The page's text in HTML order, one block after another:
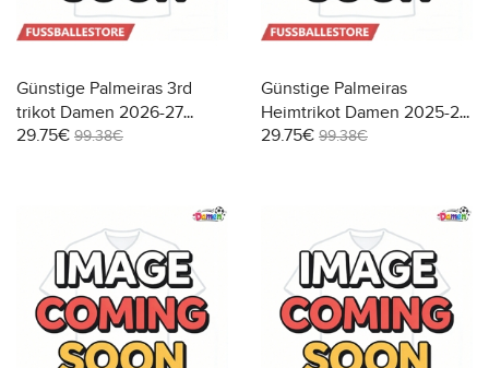
Günstige Palmeiras 3rd
trikot Damen 2026-27
Kurzarm
29.75€ 99.38€
Günstige Palmeiras
Heimtrikot Damen 2025-26
Kurzarm
29.75€ 99.38€